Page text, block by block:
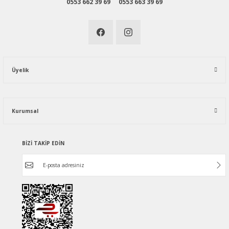
Üyelik
Kurumsal
BİZİ TAKİP EDİN